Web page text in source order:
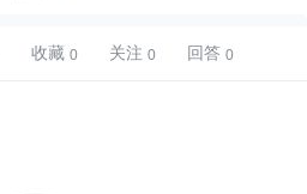
收藏 关注 回答